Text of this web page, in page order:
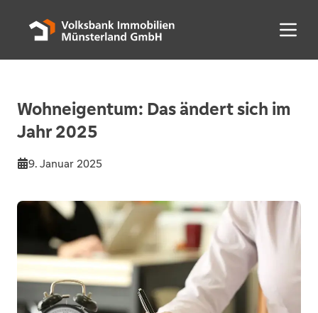
Menü
Wohneigentum: Das ändert sich im
Jahr 2025
9. Januar 2025